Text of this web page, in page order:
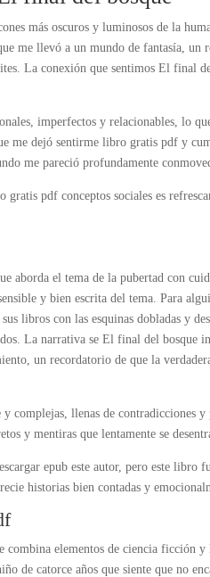
más oscuros y luminosos de la
me llevó a un mundo de fantasía,
La conexión que sentimos El final
imperfectos y relacionables, lo
me dejó sentirme libro gratis pdf y
me pareció profundamente
gratis pdf conceptos sociales es
aborda el tema de la pubertad con
y bien escrita del tema. Para
libros con las esquinas dobladas y
La narrativa se El final del bosque
un recordatorio de que la
complejas, llenas de contradicciones
y mentiras que lentamente se
epub este autor, pero este
historias bien contadas y
combina elementos de ciencia ficción
de catorce años que siente que no